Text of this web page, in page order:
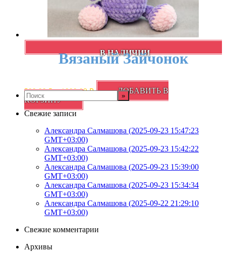
В НАЛИЧИИ
Вязаный Зайчонок
500,00₽ – 1000,00₽ДиапазонДОБАВИТЬ В
КОРЗИНУ
Этот
несколько
вариаций.
Опции
можно
выбрать
на
странице
товара.
Свежие записи
Александра Салмашова (2025-09-23 15:47:23
GMT+03:00)
Александра Салмашова (2025-09-23 15:42:22
GMT+03:00)
Александра Салмашова (2025-09-23 15:39:00
GMT+03:00)
Александра Салмашова (2025-09-23 15:34:34
GMT+03:00)
Александра Салмашова (2025-09-22 21:29:10
GMT+03:00)
Свежие комментарии
Архивы